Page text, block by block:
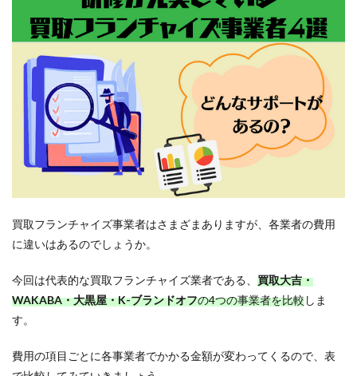
買取フランチャイズ事業者はさまざまありますが、各業者の費用
に違いはあるのでしょうか。
今回は代表的な買取フランチャイズ業者である、 買取大吉・
WAKABA・大黒屋・K-ブランドオフの4つの事業者を比較しま
す。
費用の項目ごとに各事業者でかかる金額が変わってくるので、表